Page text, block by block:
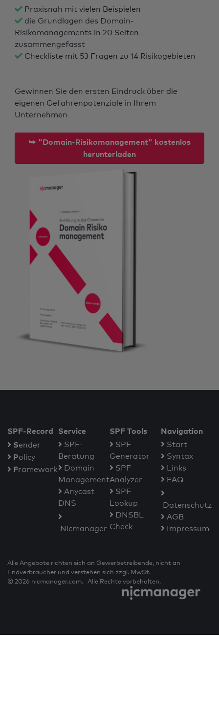
Praxisnah mit vielen Beispielen
die Grundlagen des Domain-
Risikomanagements in 20 Seiten
zusammengefasst
Checkliste mit 53 Fragen zu 14 Risikogebieten
Gewinnen Sie den ersten Eindruck über die
eigenen Gefahrenpotenziale in Ihrem
Unternehmen
⮩ "Domain-Risikomanagement" kostenlos
herunterladen
SPF-Record
Sender
Policy
Framework
Service
SPF-
Beratung
Domain
Management
Anycast
DNS
Nicmanager
SPF Tools
SPF
Generator
SPF
Analyzer
SPF
Lookup
DNSBL
Check
Navigation
Start
Syntax
Links
FAQ
Datenschutz
AGB
Impressum
Alle Angebote richten sich an Gewerbetreibende, nicht an
Endverbraucher und verstehen sich zzgl. MwSt.
© 2026 nicmanager.com. Alle Rechte vorbehalten.